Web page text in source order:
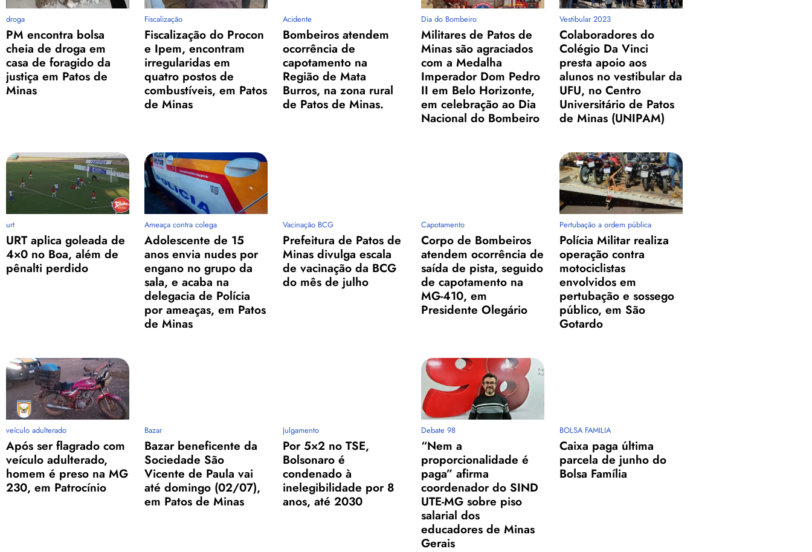
droga
PM encontra bolsa
cheia de droga em
casa de foragido da
justiça em Patos de
Minas
Fiscalização
Fiscalização do Procon
e Ipem, encontram
irregularidas em
quatro postos de
combustíveis, em Patos
de Minas
Acidente
Bombeiros atendem
ocorrência de
capotamento na
Região de Mata
Burros, na zona rural
de Patos de Minas.
Dia do Bombeiro
Militares de Patos de
Minas são agraciados
com a Medalha
Imperador Dom Pedro
II em Belo Horizonte,
em celebração ao Dia
Nacional do Bombeiro
Vestibular 2023
Colaboradores do
Colégio Da Vinci
presta apoio aos
alunos no vestibular da
UFU, no Centro
Universitário de Patos
de Minas (UNIPAM)
urt
URT aplica goleada de
4×0 no Boa, além de
pênalti perdido
Ameaça contra colega
Adolescente de 15
anos envia nudes por
engano no grupo da
sala, e acaba na
delegacia de Polícia
por ameaças, em Patos
de Minas
Vacinação BCG
Prefeitura de Patos de
Minas divulga escala
de vacinação da BCG
do mês de julho
Capotamento
Corpo de Bombeiros
atendem ocorrência de
saída de pista, seguido
de capotamento na
MG-410, em
Presidente Olegário
Pertubação a ordem pública
Polícia Militar realiza
operação contra
motociclistas
envolvidos em
pertubação e sossego
público, em São
Gotardo
veículo adulterado
Após ser flagrado com
veículo adulterado,
homem é preso na MG
230, em Patrocínio
Bazar
Bazar beneficente da
Sociedade São
Vicente de Paula vai
até domingo (02/07),
em Patos de Minas
Julgamento
Por 5×2 no TSE,
Bolsonaro é
condenado à
inelegibilidade por 8
anos, até 2030
Debate 98
“Nem a
proporcionalidade é
paga” afirma
coordenador do SIND
UTE-MG sobre piso
salarial dos
educadores de Minas
Gerais
BOLSA FAMILIA
Caixa paga última
parcela de junho do
Bolsa Família